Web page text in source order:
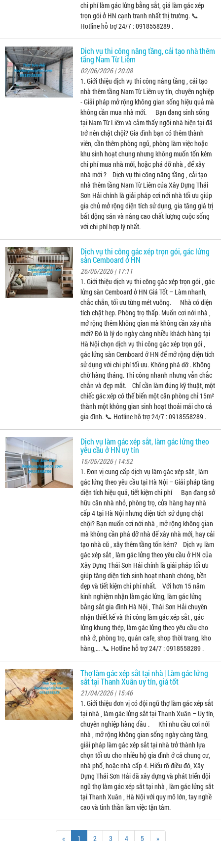
chi phí làm gác lửng bằng sắt, giá làm gác xép
trọn gói ở HN cạnh tranh nhất thị trường. 📞
Hotline hỗ trợ 24/7 : 0918558289 .
Dịch vụ thi công nâng tầng, cải tạo nhà thêm
tầng Nam Từ Liêm
02/06/2026 | 20:08
1. Giới thiệu dịch vụ thi công nâng tầng , cải tạo
nhà thêm tầng Nam Từ Liêm uy tín, chuyên nghiệp
- Giải pháp mở rộng không gian sống hiệu quả mà
không cần mua nhà mới. Bạn đang sinh sống
tại Nam Từ Liêm và cảm thấy ngôi nhà hiện tại đã
trở nên chật chội? Gia đình bạn có thêm thành
viên, cần thêm phòng ngủ, phòng làm việc hoặc
khu sinh hoạt chung nhưng không muốn tốn kém
chi phí mua nhà mới, hoặc phá dỡ nhà , để xây
nhà mới ? Dịch vụ thi công nâng tầng , cải tạo
nhà thêm tầng Nam Từ Liêm của Xây Dựng Thái
Sơn Hải chính là giải pháp cơi nới nhà tối ưu giúp
gia chủ mở rộng diện tích sử dụng, gia tăng giá trị
bất động sản và nâng cao chất lượng cuộc sống
với chi phí hợp lý nhất.
Dịch vụ thi công gác xép trọn gói, gác lửng
sàn Cemboard ở HN
26/05/2026 | 17:11
1. Giới thiệu dịch vụ thi công gác xép trọn gói , gác
lửng sàn Cemboard ở HN Giá Tốt – Làm nhanh,
chắc chắn, tối ưu từng mét vuông. Nhà có diện
tích chật hẹp. Phòng trọ thấp. Muốn cơi nới nhà ,
mở rộng thêm không gian mà không cần xây nhà
mới? Đó là lý do ngày càng nhiều khách hàng tại
Hà Nội chọn dịch vụ thi công gác xép trọn gói ,
gác lửng sàn Cemboard ở HN để mở rộng diện tích
sử dụng với chi phí tối ưu. Không phá dỡ . Không
chờ hàng tháng. Thi công nhanh nhưng vẫn chắc
chắn và đẹp mắt. Chỉ cần làm đúng kỹ thuật, một
chiếc gác xép có thể biến một căn phòng chỉ 15m²
thành một không gian sinh hoạt thoải mái cho cả
gia đình. 📞 Hotline hỗ trợ 24/7 : 0918558289 .
Dịch vụ làm gác xép sắt, làm gác lửng theo
yêu cầu ở HN uy tín
15/05/2026 | 14:52
1. Đơn vị cung cấp dịch vụ làm gác xép sắt , làm
gác lửng theo yêu cầu tại Hà Nội – Giải pháp tăng
diện tích hiệu quả, tiết kiệm chi phí Bạn đang sở
hữu căn nhà nhỏ, phòng trọ, cửa hàng hay nhà
cấp 4 tại Hà Nội nhưng diện tích sử dụng chật
chội? Bạn muốn cơi nới nhà , mở rộng không gian
mà không cần phá dỡ nhà để xây nhà mới, hay cải
tạo nhà cũ , xây thêm tầng tốn kém? Dịch vụ làm
gác xép sắt , làm gác lửng theo yêu cầu ở HN của
Xây Dựng Thái Sơn Hải chính là giải pháp tối ưu
giúp tăng diện tích sinh hoạt nhanh chóng, bền
đẹp và tiết kiệm chi phí nhất. Với hơn 15 năm
kinh nghiệm nhận làm gác lửng, làm gác lửng
bằng sắt gia đình Hà Nội , Thái Sơn Hải chuyên
nhận thiết kế và thi công làm gác xép sắt , gác
lửng khung thép, làm gác lửng theo yêu cầu cho
nhà ở, phòng trọ, quán cafe, shop thời trang, kho
hàng,… .📞 Hotline hỗ trợ 24/7 : 0918558289 .
Thợ làm gác xép sắt tại nhà | Làm gác lửng
sắt tại Thanh Xuân uy tín, giá tốt
21/04/2026 | 15:46
1. Giới thiệu đơn vị có đội ngũ thợ làm gác xép sắt
tại nhà , làm gác lửng sắt tại Thanh Xuân – Uy tín,
chuyên nghiệp hàng đầu . Khi nhu cầu cơi nới
nhà , mở rộng không gian sống ngày càng tăng,
giải pháp làm gác xép sắt tại nhà trở thành lựa
chọn tối ưu cho nhiều hộ gia đình ở cả chung cư,
nhà phố, hoặc nhà cấp 4. Hiểu rõ điều đó, Xây
Dựng Thái Sơn Hải đã xây dựng và phát triển đội
ngũ thợ làm gác xép sắt tại nhà , làm gác lửng sắt
tại Thanh Xuân , Hà Nội với quy mô lớn, tay nghề
cao và tinh thần làm việc tận tâm.
« 1 2 3 4 5 »